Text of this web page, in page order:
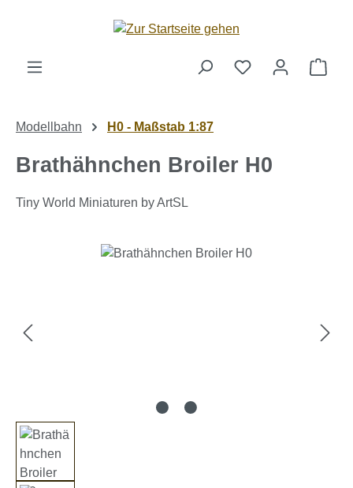
Zum Hauptinhalt springen
Modellbahn H0 - Maßstab 1:87
Brathähnchen Broiler H0
Tiny World Miniaturen by ArtSL
Bildergalerie überspringen